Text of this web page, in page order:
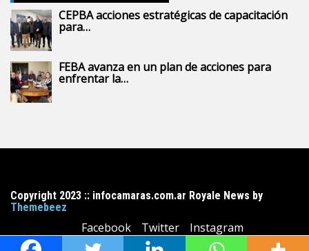
CEPBA acciones estratégicas de capacitación
para…
FEBA avanza en un plan de acciones para
enfrentar la…
Copyright 2023 :: infocamaras.com.ar Royale News by
Themebeez
Facebook Twitter Instagram